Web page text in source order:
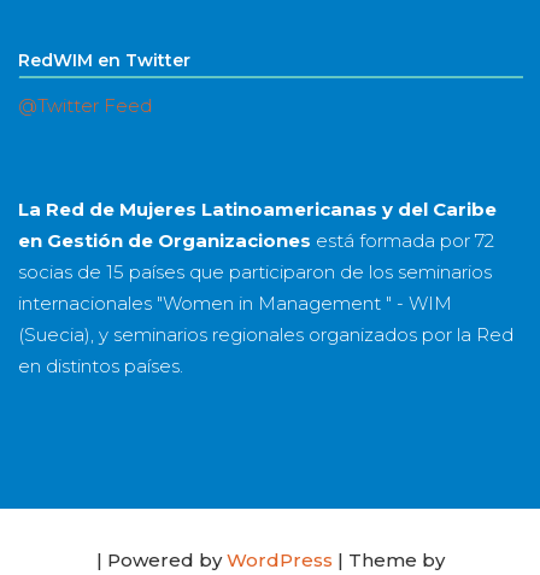
RedWIM en Twitter
@Twitter Feed
La Red de Mujeres Latinoamericanas y del Caribe
en Gestión de Organizaciones está formada por 72
socias de 15 países que participaron de los seminarios
internacionales "Women in Management " - WIM
(Suecia), y seminarios regionales organizados por la Red
en distintos países.
| Powered byWordPress | Theme by